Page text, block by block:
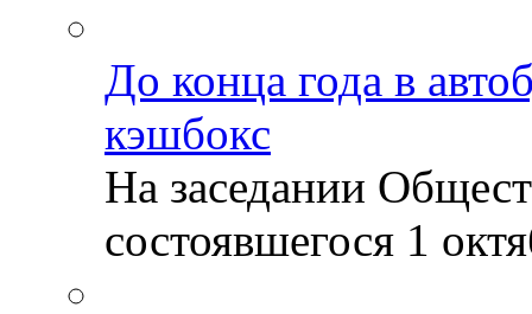
До конца года в
кэшбокс
На заседании
состоявшегося 1